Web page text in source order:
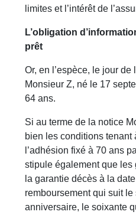
limites et l’intérêt de
L’obligation
prêt
Or, en l’espèce, le jour
Monsieur Z, né le 17
64 ans.
Si au terme de la notice
bien les conditions tenant
l’adhésion fixé à 70 ans
stipule également que les
la garantie décès à la
remboursement qui suit
anniversaire, le soixante